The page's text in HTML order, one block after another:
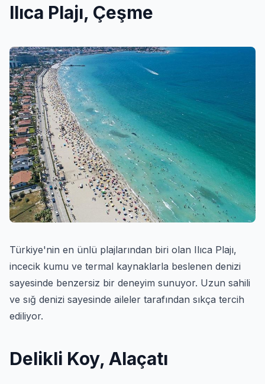
Ilıca Plajı, Çeşme
Türkiye'nin en ünlü plajlarından biri olan Ilıca Plajı,
incecik kumu ve termal kaynaklarla beslenen denizi
sayesinde benzersiz bir deneyim sunuyor. Uzun sahili
ve sığ denizi sayesinde aileler tarafından sıkça tercih
ediliyor.
Delikli Koy, Alaçatı